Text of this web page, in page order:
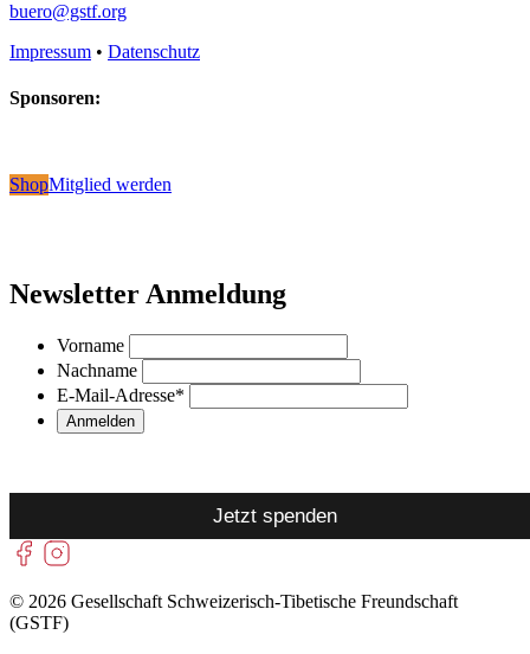
buero@gstf.org
Impressum • Datenschutz
Sponsoren:
ShopMitglied werden
Newsletter Anmeldung
Vorname
Nachname
E-Mail-Adresse*
Jetzt spenden
© 2026 Gesellschaft Schweizerisch-Tibetische Freundschaft
(GSTF)